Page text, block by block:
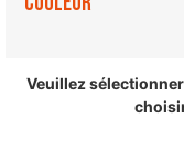
Veuillez